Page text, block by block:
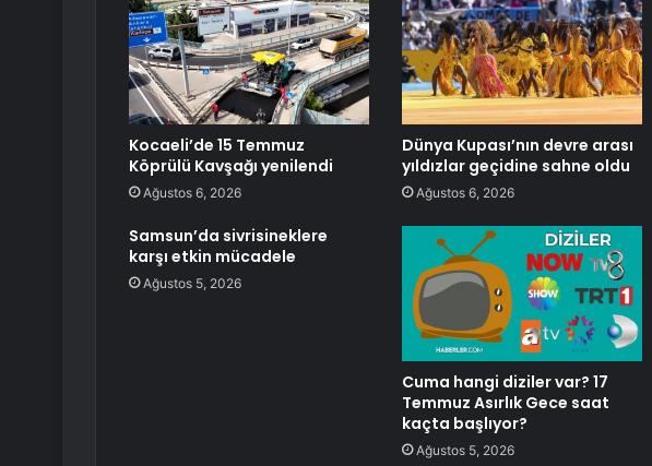
Kocaeli’de 15 Temmuz
Köprülü Kavşağı yenilendi
Ağustos 6, 2026
Dünya Kupası’nın devre arası
yıldızlar geçidine sahne oldu
Ağustos 6, 2026
Samsun’da sivrisineklere
karşı etkin mücadele
Ağustos 5, 2026
Cuma hangi diziler var? 17
Temmuz Asırlık Gece saat
kaçta başlıyor?
Ağustos 5, 2026